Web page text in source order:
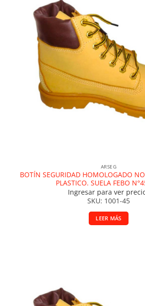
ARSEG
BOTÍN SEGURIDAD HOMOLOGADO
PLASTICO. SUELA FEBO
Ingresar para ver
SKU: 1001-45
LEER MÁS